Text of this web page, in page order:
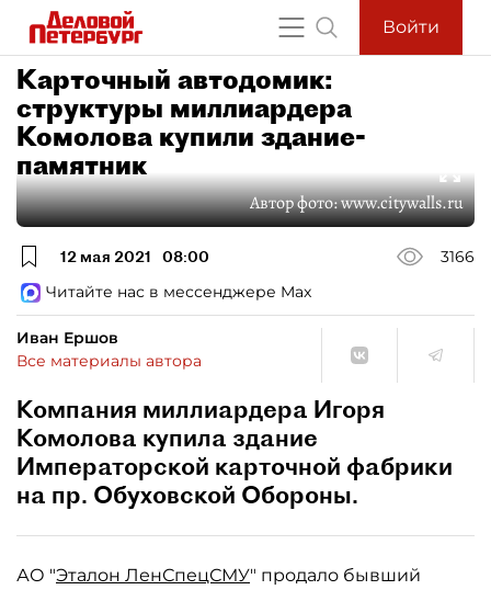
Войти
Карточный автодомик:
структуры миллиардера
Комолова купили здание-
памятник
Автор фото:www.citywalls.ru
12 мая 2021 08:00
3166
Читайте нас в мессенджере Max
Иван Ершов
Все материалы автора
Компания миллиардера Игоря
Комолова купила здание
Императорской карточной фабрики
на пр. Обуховской Обороны.
АО "Эталон ЛенСпецСМУ" продало бывший